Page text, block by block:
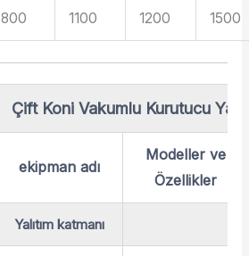
800 1100 1200 1500
Çift Koni Vakumlu Kurutucu
ekipman adı
Modeller ve
Özellikler
Yalıtım katmanı